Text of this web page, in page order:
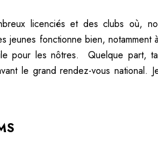
licenciés et des clubs où,
jeunes fonctionne bien, notamment
pour les nôtres. Quelque part,
le grand rendez-vous national.